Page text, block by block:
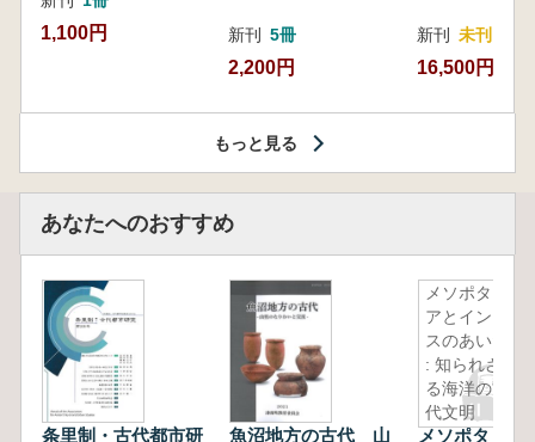
1,100円 新刊 5冊
2,200円
新刊 未刊
16,500円
もっと見る
あなたへのおすすめ
条里制・古代都市研
魚沼地方の古代 山
メソポタミ
アとインダ
スのあいだ
: 知られざ
る海洋の古
代文明
メソポタミア